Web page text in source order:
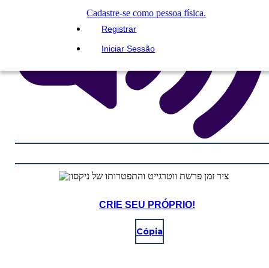
Cadastre-se como pessoa física.
Registrar
Iniciar Sessão
CRIE SEU PRÓPRIO!
Cópia